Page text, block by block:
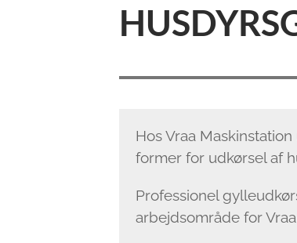
Hos Vraa
former for udkørsel af
Professionel
arbejdsområde for